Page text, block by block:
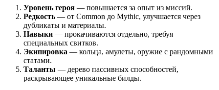
Уровень героя — повышается за опыт из миссий.
Редкость — от Common до Mythic, улучшается через
дубликаты и материалы.
Навыки — прокачиваются отдельно, требуя
специальных свитков.
Экипировка — кольца, амулеты, оружие с рандомными
статами.
Таланты — дерево пассивных способностей,
раскрывающее уникальные билды.